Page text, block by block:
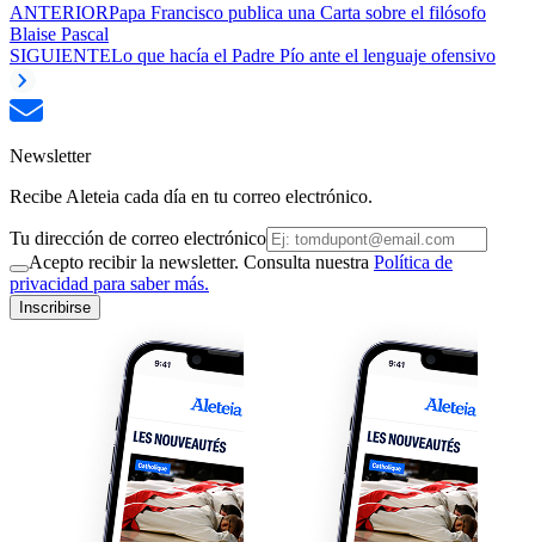
ANTERIORPapa Francisco publica una Carta sobre el filósofo
Blaise Pascal
SIGUIENTELo que hacía el Padre Pío ante el lenguaje ofensivo
Newsletter
Recibe Aleteia cada día en tu correo electrónico.
Tu dirección de correo electrónico
Acepto recibir la newsletter. Consulta nuestra Política de
privacidad para saber más.
Inscribirse